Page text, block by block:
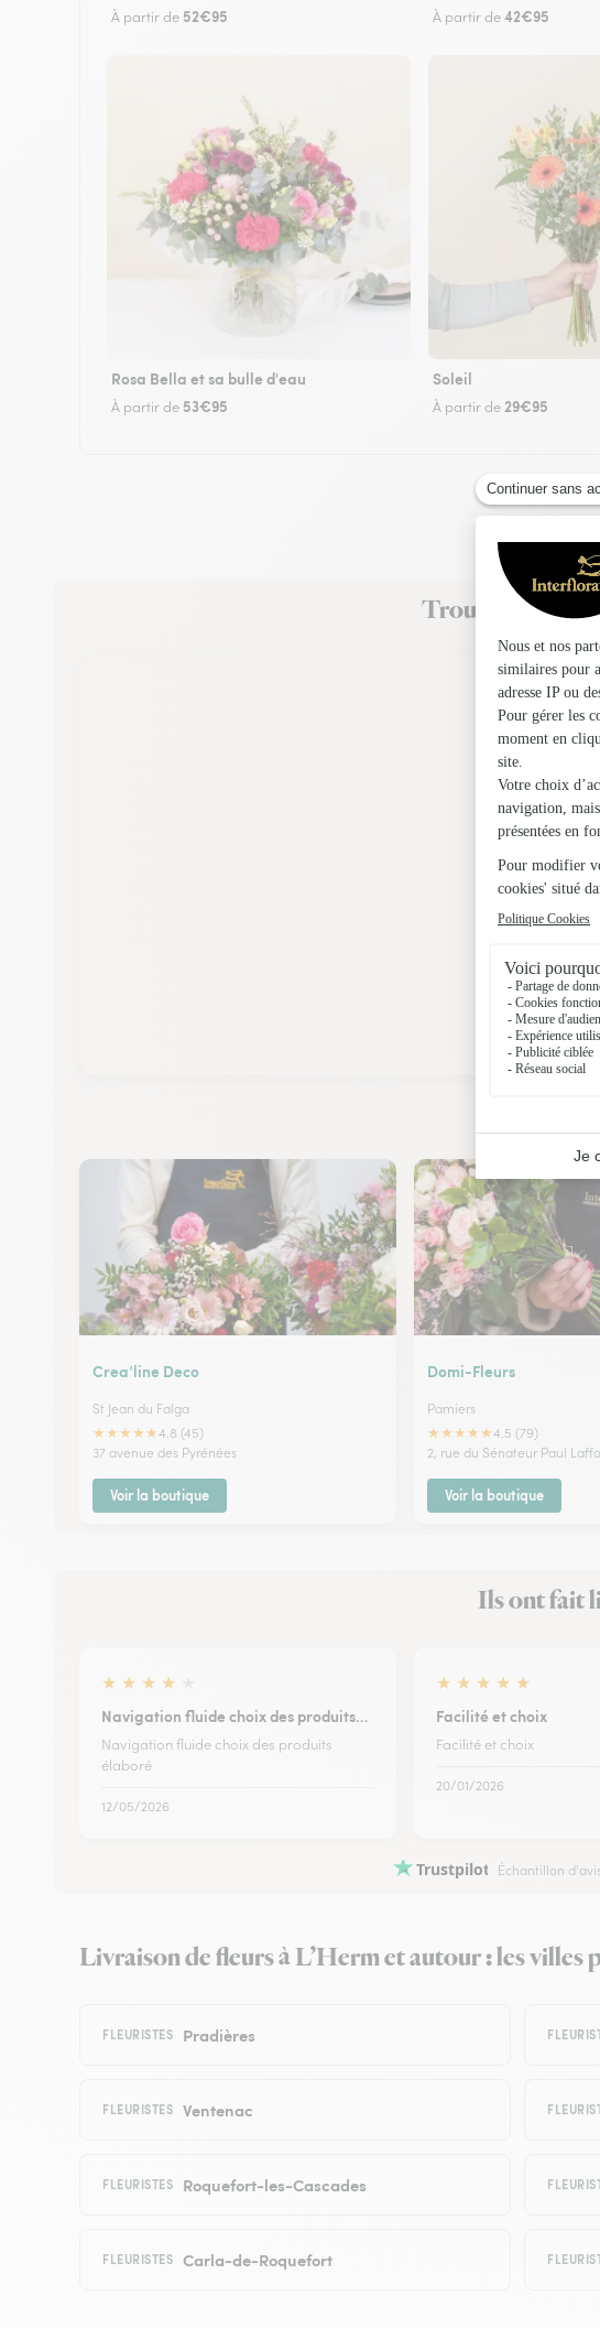
À partir de 52€95 À partir de42€95
Rosa Bella et sa bulle d'eau
À partir de 53€95
Soleil
À partir de 29€95
Trouvez un
Crea’line Deco
St Jean du Falga
★★★★★4.8 (45)
37 avenue des Pyrénées
Voir la boutique
Domi-Fleurs
Pamiers
★★★★★4.5 (79)
2, rue du Sénateur Paul
Voir la boutique
Ils ont fait
★ ★ ★ ★
Navigation fluide choix des produits…
Navigation fluide choix des produits
élaboré
12/05/2026
★ ★ ★ ★ ★
Facilité et choix
Facilité et choix
20/01/2026
Trustpilot Échantillon
Livraison de fleurs à L’Herm et autour : les
FLEURISTES Pradières
FLEURISTES Ventenac
FLEURISTES Roquefort-les-Cascades
FLEURISTES Carla-de-Roquefort